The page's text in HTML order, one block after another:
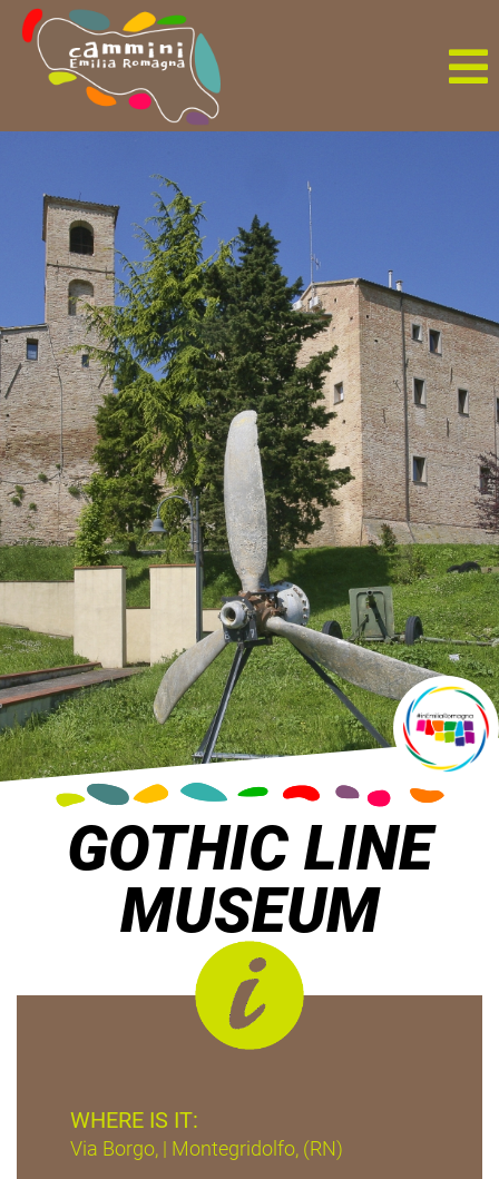
GOTHIC LINE
MUSEUM
WHERE IS IT:
Via Borgo, | Montegridolfo, (RN)